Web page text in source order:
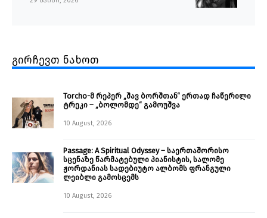
გირჩევთ ნახოთ
Torcho-მ რეპერ „შავ ბორშთან“ ერთად ჩაწერილი
ტრეკი – „ბოლომდე“ გამოუშვა
10 August, 2026
Passage: A Spiritual Odyssey – საერთაშორისო
სცენაზე წარმატებული პიანისტის, სალომე
ჟორდანიას სადებიუტო ალბომს ფრანგული
ლეიბლი გამოსცემს
10 August, 2026